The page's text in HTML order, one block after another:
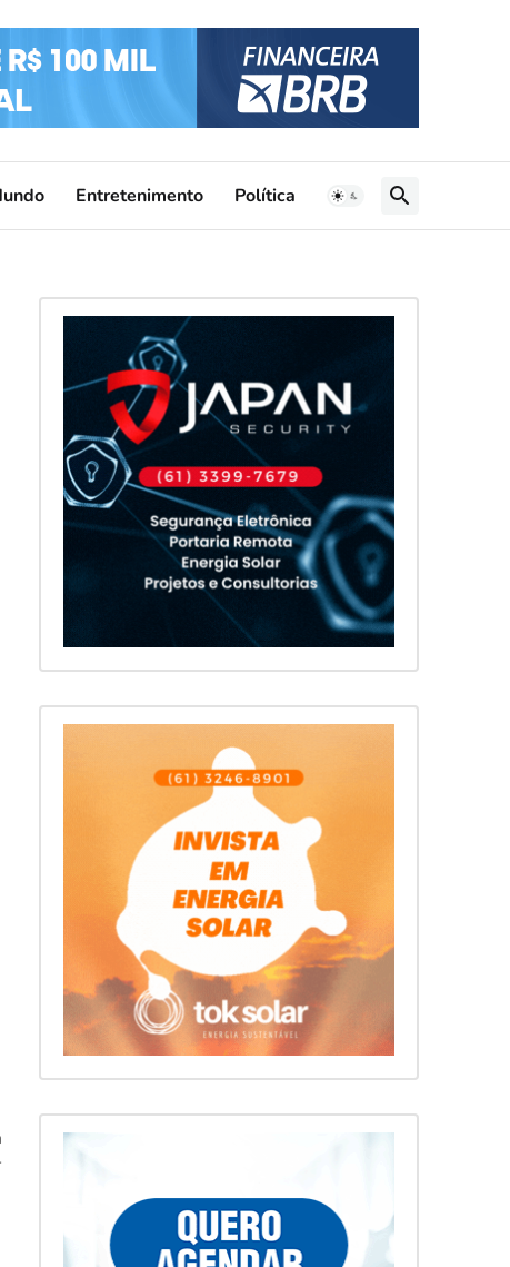
Entretenimento Política